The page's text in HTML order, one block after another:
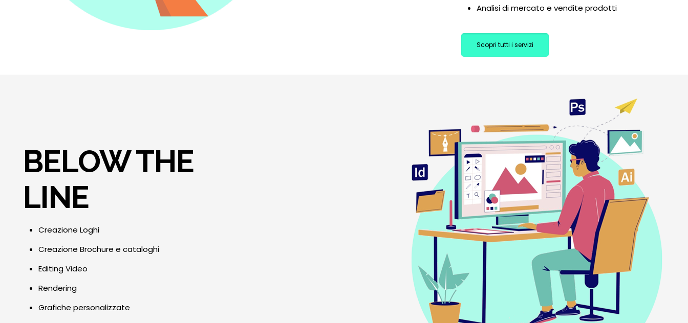
Analisi di mercato e vendite prodotti
Scopri tutti i servizi
BELOW THE
LINE
Creazione Loghi
Creazione Brochure e cataloghi
Editing Video
Rendering
Grafiche personalizzate